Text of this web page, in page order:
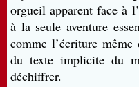
orgueil apparent face à
à la seule aventure
comme l’écriture
du texte implicite du
déchiffrer.